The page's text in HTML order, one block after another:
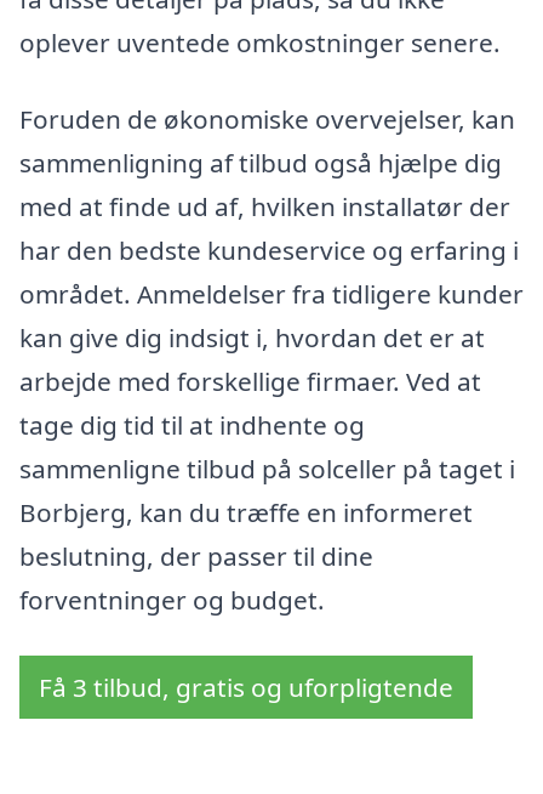
oplever uventede omkostninger senere.
Foruden de økonomiske overvejelser, kan
sammenligning af tilbud også hjælpe dig
med at finde ud af, hvilken installatør der
har den bedste kundeservice og erfaring i
området. Anmeldelser fra tidligere kunder
kan give dig indsigt i, hvordan det er at
arbejde med forskellige firmaer. Ved at
tage dig tid til at indhente og
sammenligne tilbud på solceller på taget i
Borbjerg, kan du træffe en informeret
beslutning, der passer til dine
forventninger og budget.
Få 3 tilbud, gratis og uforpligtende